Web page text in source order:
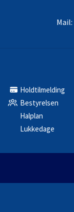
Mail:
Holdtilmelding
Bestyrelsen
Halplan
Lukkedage